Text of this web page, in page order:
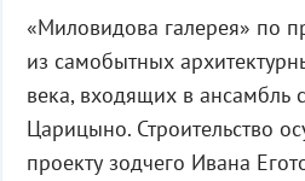
«Миловидова галерея» по
из самобытных
века, входящих в ансамбль
Царицыно. Строительство
проекту зодчего Ивана